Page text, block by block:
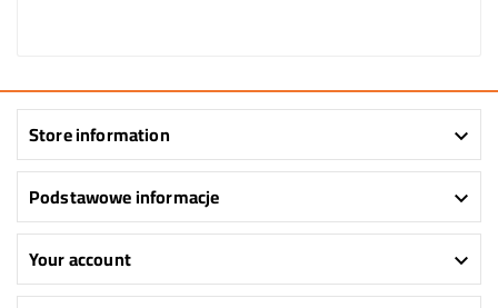
Store information 
Podstawowe informacje 
Your account 